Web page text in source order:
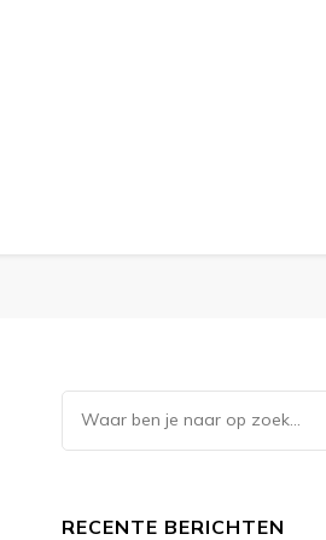
Op
zoek
RECENTE BERICHTEN